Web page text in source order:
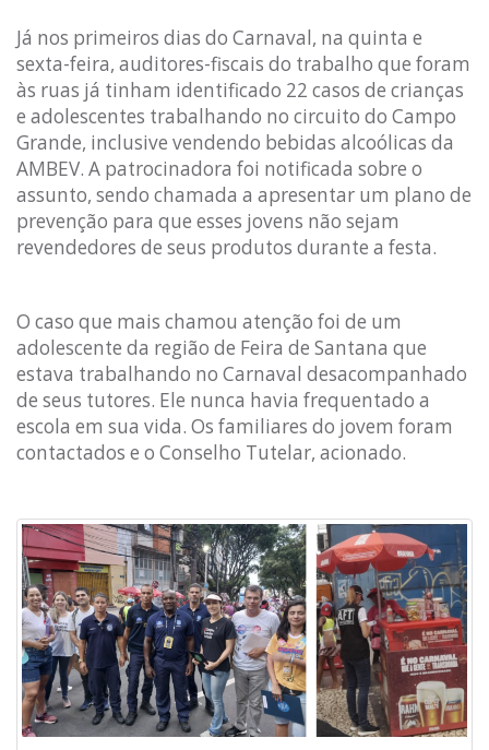
Já nos primeiros dias do Carnaval, na quinta e
sexta-feira, auditores-fiscais do trabalho que foram
às ruas já tinham identificado 22 casos de crianças
e adolescentes trabalhando no circuito do Campo
Grande, inclusive vendendo bebidas alcoólicas da
AMBEV. A patrocinadora foi notificada sobre o
assunto, sendo chamada a apresentar um plano de
prevenção para que esses jovens não sejam
revendedores de seus produtos durante a festa.
O caso que mais chamou atenção foi de um
adolescente da região de Feira de Santana que
estava trabalhando no Carnaval desacompanhado
de seus tutores. Ele nunca havia frequentado a
escola em sua vida. Os familiares do jovem foram
contactados e o Conselho Tutelar, acionado.